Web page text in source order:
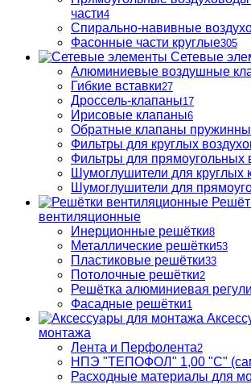
части4
Спирально-навивные
Фасонные части круглые305
Сетевые
Алюминиевые воздушные
Гибкие вставки27
Дроссель-клапаны17
Ирисовые клапаны6
Обратные клапаны
Фильтры для круглых
Фильтры для прямоугольных
Шумоглушители для круглых
Шумоглушители для
вентиляционные
Инерционные решётки8
Металлические решётки53
Пластиковые решётки33
Потолочные решётки2
Решётка алюминиевая
Фасадные решётки1
монтажа
Лента и Перфолента2
НПЭ "ТЕПОФОЛ" 1,00 "С"
Расходные материалы для